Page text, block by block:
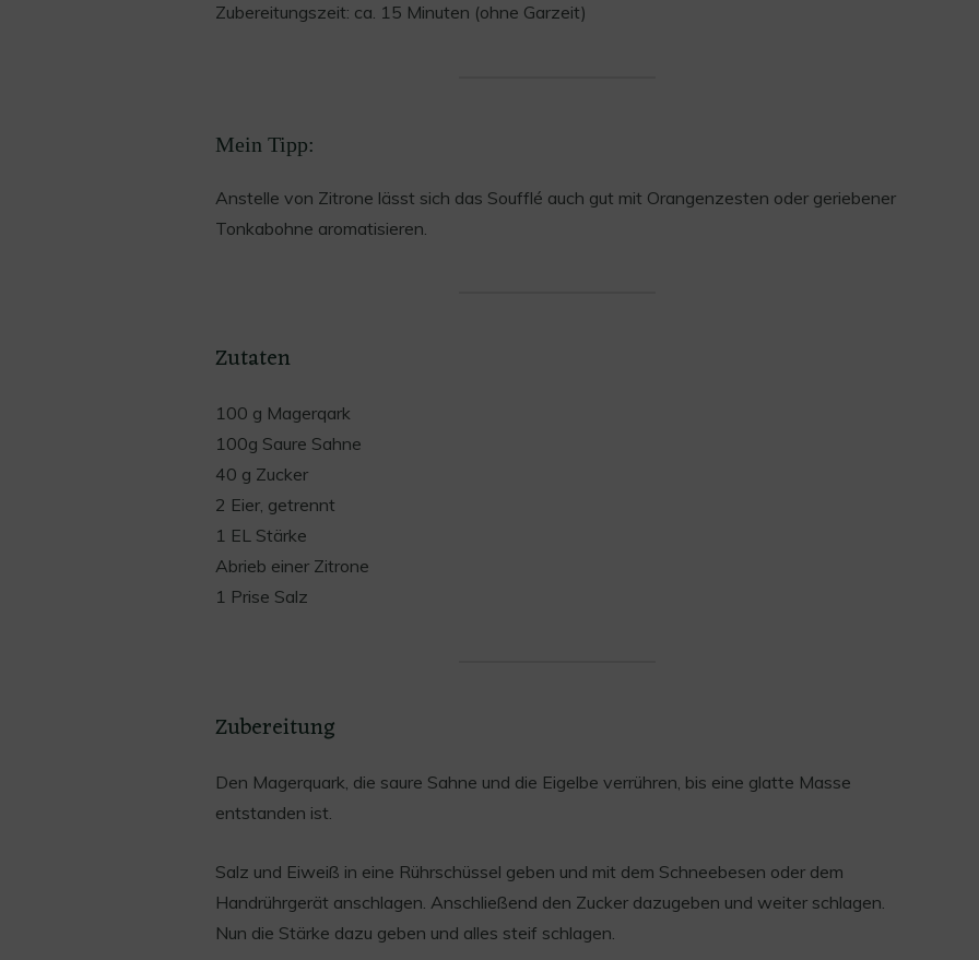
Zubereitungszeit: ca. 15 Minuten (ohne Garzeit)
Mein Tipp:
Anstelle von Zitrone lässt sich das Soufflé auch gut mit Orangenzesten oder geriebener
Tonkabohne aromatisieren.
Zutaten
100 g Magerqark
100g Saure Sahne
40 g Zucker
2 Eier, getrennt
1 EL Stärke
Abrieb einer Zitrone
1 Prise Salz
Zubereitung
Den Magerquark, die saure Sahne und die Eigelbe verrühren, bis eine glatte Masse
entstanden ist.
Salz und Eiweiß in eine Rührschüssel geben und mit dem Schneebesen oder dem
Handrührgerät anschlagen. Anschließend den Zucker dazugeben und weiter schlagen.
Nun die Stärke dazu geben und alles steif schlagen.